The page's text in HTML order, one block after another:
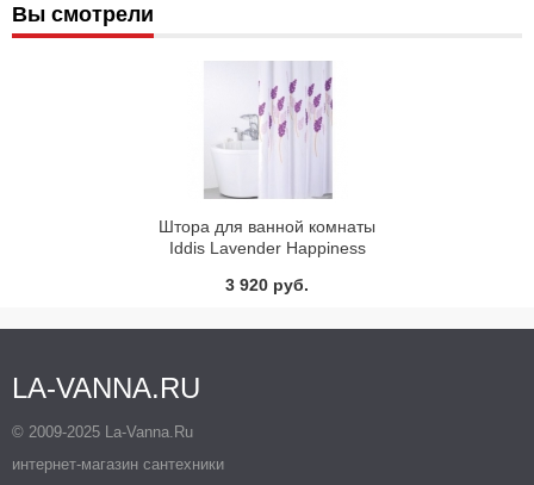
Вы смотрели
Штора для ванной комнаты
Iddis Lavender Happiness
3 920 руб.
LA-VANNA.RU
© 2009-2025 La-Vanna.Ru
интернет-магазин сантехники